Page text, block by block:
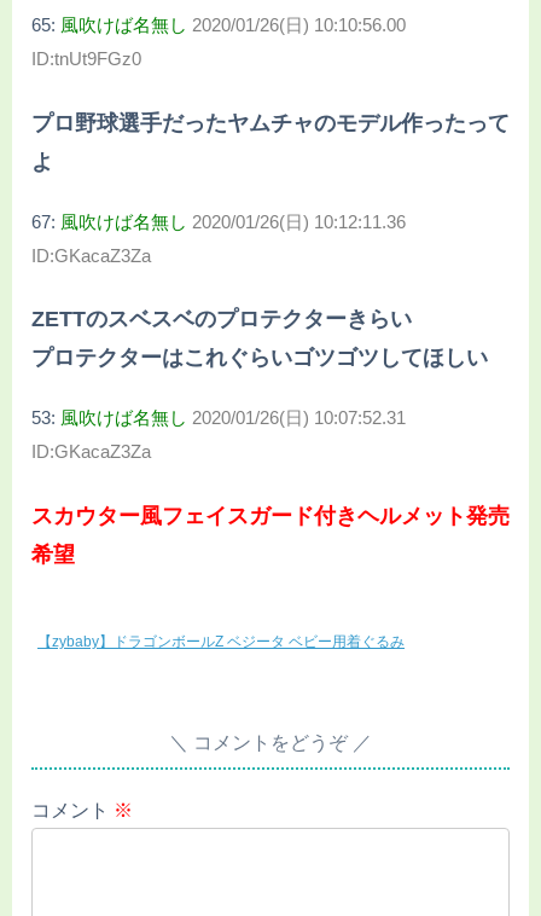
65: 風吹けば名無し 2020/01/26(日) 10:10:56.00
ID:tnUt9FGz0
プロ野球選手だったヤムチャのモデル作ったって
よ
67: 風吹けば名無し 2020/01/26(日) 10:12:11.36
ID:GKacaZ3Za
ZETTのスベスベのプロテクターきらい
プロテクターはこれぐらいゴツゴツしてほしい
53: 風吹けば名無し 2020/01/26(日) 10:07:52.31
ID:GKacaZ3Za
スカウター風フェイスガード付きヘルメット発売
希望
【zybaby】ドラゴンボールZ ベジータ ベビー用着ぐるみ
コメントをどうぞ
コメント ※